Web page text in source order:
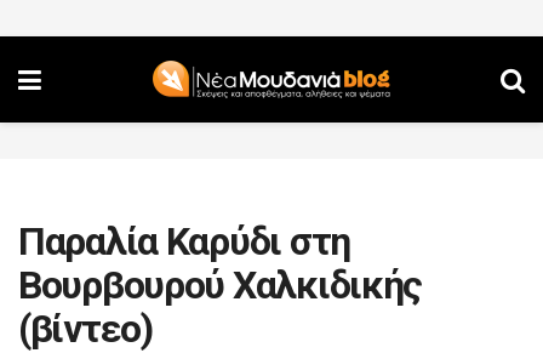
Παραλία Καρύδι στη
Βουρβουρού Χαλκιδικής
(βίντεο)